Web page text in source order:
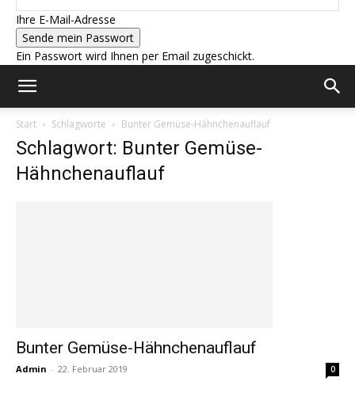
Ihre E-Mail-Adresse
Ein Passwort wird Ihnen per Email zugeschickt.
Start Schlagworte Bunter Gemüse-Hähnchenauflauf
Schlagwort: Bunter Gemüse-
Hähnchenauflauf
Bunter Gemüse-Hähnchenauflauf
Admin - 22. Februar 2019 0